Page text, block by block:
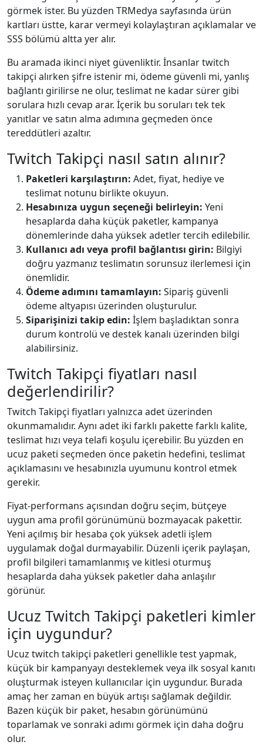
görmek ister. Bu yüzden TRMedya sayfasında ürün
kartları üstte, karar vermeyi kolaylaştıran açıklamalar ve
SSS bölümü altta yer alır.
Bu aramada ikinci niyet güvenliktir. İnsanlar twitch
takipçi alırken şifre istenir mi, ödeme güvenli mi, yanlış
bağlantı girilirse ne olur, teslimat ne kadar sürer gibi
sorulara hızlı cevap arar. İçerik bu soruları tek tek
yanıtlar ve satın alma adımına geçmeden önce
tereddütleri azaltır.
Twitch Takipçi nasıl satın alınır?
Paketleri karşılaştırın: Adet, fiyat, hediye ve
teslimat notunu birlikte okuyun.
Hesabınıza uygun seçeneği belirleyin: Yeni
hesaplarda daha küçük paketler, kampanya
dönemlerinde daha yüksek adetler tercih edilebilir.
Kullanıcı adı veya profil bağlantısı girin: Bilgiyi
doğru yazmanız teslimatın sorunsuz ilerlemesi için
önemlidir.
Ödeme adımını tamamlayın: Sipariş güvenli
ödeme altyapısı üzerinden oluşturulur.
Siparişinizi takip edin: İşlem başladıktan sonra
durum kontrolü ve destek kanalı üzerinden bilgi
alabilirsiniz.
Twitch Takipçi fiyatları nasıl
değerlendirilir?
Twitch Takipçi fiyatları yalnızca adet üzerinden
okunmamalıdır. Aynı adet iki farklı pakette farklı kalite,
teslimat hızı veya telafi koşulu içerebilir. Bu yüzden en
ucuz paketi seçmeden önce paketin hedefini, teslimat
açıklamasını ve hesabınızla uyumunu kontrol etmek
gerekir.
Fiyat-performans açısından doğru seçim, bütçeye
uygun ama profil görünümünü bozmayacak pakettir.
Yeni açılmış bir hesaba çok yüksek adetli işlem
uygulamak doğal durmayabilir. Düzenli içerik paylaşan,
profil bilgileri tamamlanmış ve kitlesi oturmuş
hesaplarda daha yüksek paketler daha anlaşılır
görünür.
Ucuz Twitch Takipçi paketleri kimler
için uygundur?
Ucuz twitch takipçi paketleri genellikle test yapmak,
küçük bir kampanyayı desteklemek veya ilk sosyal kanıtı
oluşturmak isteyen kullanıcılar için uygundur. Burada
amaç her zaman en büyük artışı sağlamak değildir.
Bazen küçük bir paket, hesabın görünümünü
toparlamak ve sonraki adımı görmek için daha doğru
olur.